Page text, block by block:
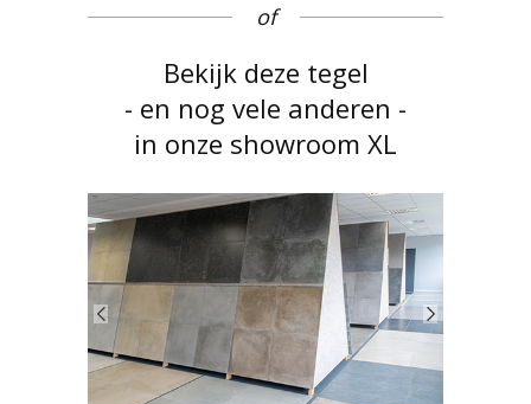
of
Bekijk deze tegel
- en nog vele anderen -
in onze showroom XL